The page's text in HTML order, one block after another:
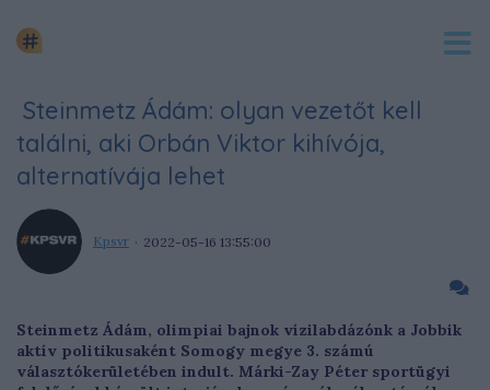
Steinmetz Ádám: olyan vezetőt kell
találni, aki Orbán Viktor kihívója,
alternatívája lehet
Kpsvr 2022-05-16 13:55:00
Steinmetz Ádám, olimpiai bajnok vízilabdázónk a Jobbik
aktív politikusaként Somogy megye 3. számú
választókerületében indult. Márki-Zay Péter sportügyi